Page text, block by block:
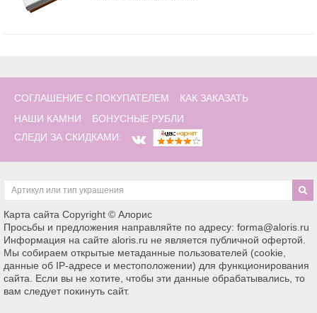
СОГЛАШЕНИЕ С ПОКУПАТЕЛЕМ
КАК ЗАКАЗАТЬ
НАШИ КАМНИ
БОНУСНЫЕ РУБЛИ
СЛЕДИ ЗА СКИДКАМИ:
Карта сайта Copyright © Алорис
Просьбы и предложения направляйте по адресу: forma@aloris.ru
Информация на сайте aloris.ru не является публичной офертой.
Мы собираем открытые метаданные пользователей (cookie,
данные об IP-адресе и местоположении) для функционирования
сайта. Если вы не хотите, чтобы эти данные обрабатывались, то
вам следует покинуть сайт.